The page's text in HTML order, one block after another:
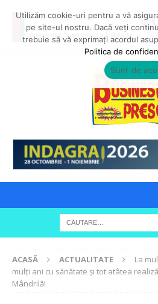
ACASĂ ACTUALITATE
La
mulţi ani cu sănătate şi tot atâtea
Mândrilă!
Utilizăm cookie-uri pentru a vă
pe site-ul nostru. Dacă veți
trebuie să vă exprimați acordul
Politica de
Sunt de